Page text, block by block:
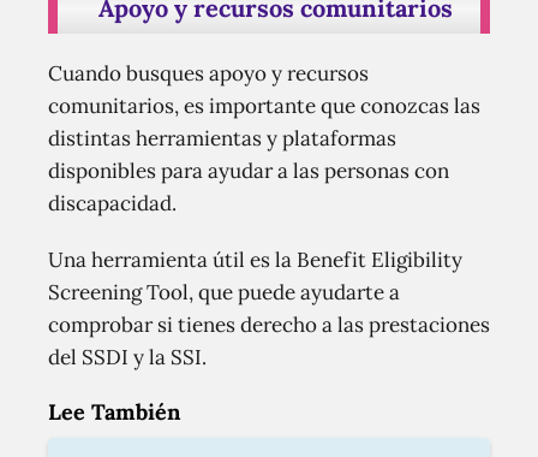
Apoyo y recursos comunitarios
Cuando busques apoyo y recursos
comunitarios, es importante que conozcas las
distintas herramientas y plataformas
disponibles para ayudar a las personas con
discapacidad.
Una herramienta útil es la Benefit Eligibility
Screening Tool, que puede ayudarte a
comprobar si tienes derecho a las prestaciones
del SSDI y la SSI.
Lee También